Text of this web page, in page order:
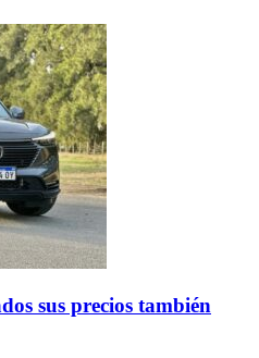
sus precios también